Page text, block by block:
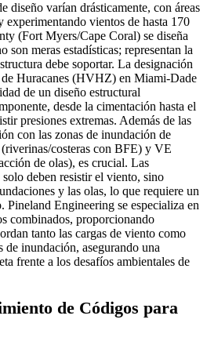
diseño varían drásticamente, con áreas
vientos de hasta 170
(Fort Myers/Cape Coral) se diseña
son meras estadísticas; representan la
debe soportar. La designación
Huracanes (HVHZ) en Miami-Dade
de un diseño estructural
desde la cimentación hasta el
presiones extremas. Además de las
con las zonas de inundación de
costeras con BFE) y VE
de olas), es crucial. Las
solo deben resistir el viento, sino
y las olas, lo que requiere un
Pineland Engineering se especializa en
combinados, proporcionando
tanto las cargas de viento como
de inundación, asegurando una
frente a los desafíos ambientales de
de Códigos para